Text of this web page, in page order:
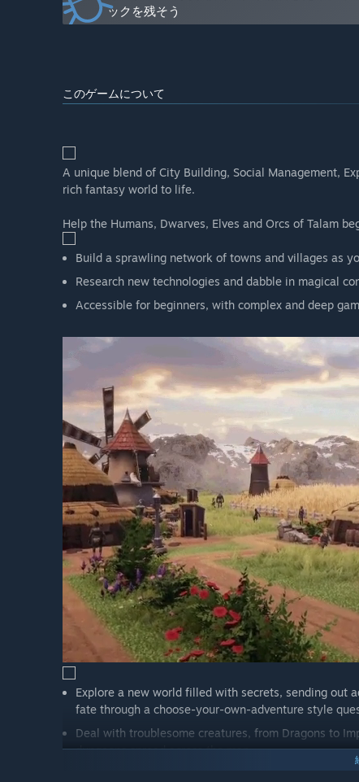
going it alone!”
早期アクセスバージョンと計画されているフルバージョ
considering our player feedback) such as:
A full Campaign Story Mode in the world of Ineron
Fully-fledged Modding support
Quality, polish and balancing
And we’re of course eager to hear what you think!”
早期アクセスバージョンの現状はどうなっていますか？
foundation to build on. You will be able to play all
chains implemented, and more than 60 types of
早期アクセス期間中と期間後ではゲームの価格は変わり
“Yes, we will raise the price proportionally upon
implemented.”
コミュニティは開発プロセスにどのように関わることが
“We already have a great group of people over on
Our developers interact regularly there, showing off
feedback. There's also a handy suggestions/bug
gameplay).
We plan on using community polls to help decide
prototype and potentially incorporate!
You can see what we have planned for our first
ックを残そう
このゲームについて
A unique blend of City Building, Social Management,
rich fantasy world to life.
Help the Humans, Dwarves, Elves and Orcs of Talam
Build a sprawling network of towns and villages as
Research new technologies and dabble in magical
Accessible for beginners, with complex and deep
Explore a new world filled with secrets, sending out
fate through a choose-your-own-adventure style
Deal with troublesome creatures, from Dragons to
dungeons spread across the map.